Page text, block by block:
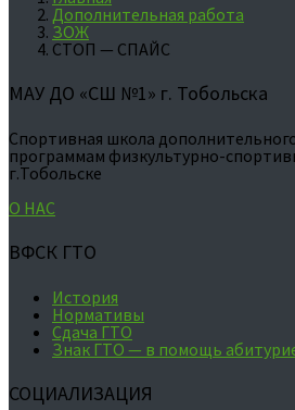
Дополнительная работа
ЗОЖ
СТОП — СПАЙС
МАУ ДО «СШ №1» г. Тобольска
Спортивная школа
программам физкультурно-
г.Тобольске
О НАС
ВФСК ГТО
История
Нормативы
Сдача ГТО
Знак ГТО — в помощь
СОЦИАЛИЗАЦИЯ